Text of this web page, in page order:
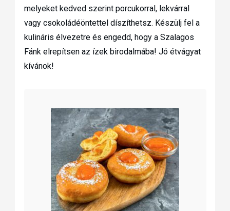
melyeket kedved szerint porcukorral, lekvárral
vagy csokoládéöntettel díszíthetsz. Készülj fel a
kulináris élvezetre és engedd, hogy a Szalagos
Fánk elrepítsen az ízek birodalmába! Jó étvágyat
kívánok!